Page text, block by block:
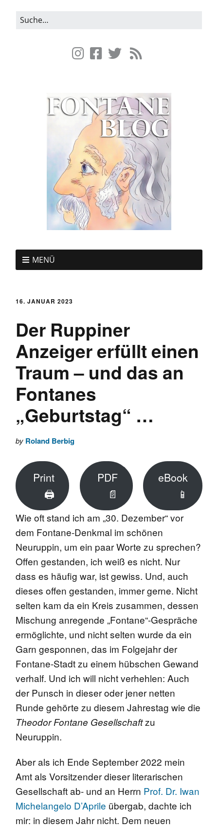
MENÜ
16. JANUAR 2023
Der Ruppiner
Anzeiger erfüllt einen
Traum – und das an
Fontanes
„Geburtstag“ …
by Roland Berbig
Print
🖨
PDF
📄
eBook
📱
Wie oft stand ich am „30. Dezember“ vor
dem Fontane-Denkmal im schönen
Neuruppin, um ein paar Worte zu sprechen?
Offen gestanden, ich weiß es nicht. Nur
dass es häufig war, ist gewiss. Und, auch
dieses offen gestanden, immer gerne. Nicht
selten kam da ein Kreis zusammen, dessen
Mischung anregende „Fontane“-Gespräche
ermöglichte, und nicht selten wurde da ein
Garn gesponnen, das im Folgejahr der
Fontane-Stadt zu einem hübschen Gewand
verhalf. Und ich will nicht verhehlen: Auch
der Punsch in dieser oder jener netten
Runde gehörte zu diesem Jahrestag wie die
Theodor Fontane Gesellschaftzu
Neuruppin.
Aber als ich Ende September 2022 mein
Amt als Vorsitzender dieser literarischen
Gesellschaft ab- und an Herrn Prof. Dr. Iwan
Michelangelo D’Aprile übergab, dachte ich
mir: in diesem Jahr nicht. Dem neuen